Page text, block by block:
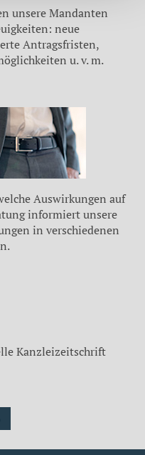
unsere Mandanten
neue
Antragsfristen,
u. v. m.
Auswirkungen auf
informiert unsere
in verschiedenen
Kanzleizeitschrift